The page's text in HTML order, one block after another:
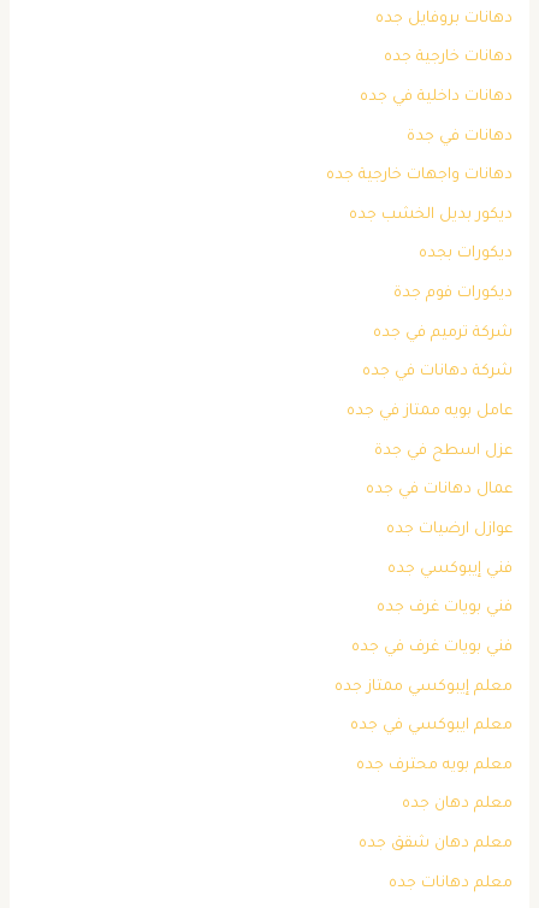
دهانات بروفايل جده
دهانات خارجية جده
دهانات داخلية في جده
دهانات في جدة
دهانات واجهات خارجية جده
ديكور بديل الخشب جده
ديكورات بجده
ديكورات فوم جدة
شركة ترميم في جده
شركة دهانات في جده
عامل بويه ممتاز في جده
عزل اسطح في جدة
عمال دهانات في جده
عوازل ارضيات جده
فني إيبوكسي جده
فني بويات غرف جده
فني بويات غرف في جده
معلم إيبوكسي ممتاز جده
معلم ايبوكسي في جده
معلم بويه محترف جده
معلم دهان جده
معلم دهان شقق جده
معلم دهانات جده